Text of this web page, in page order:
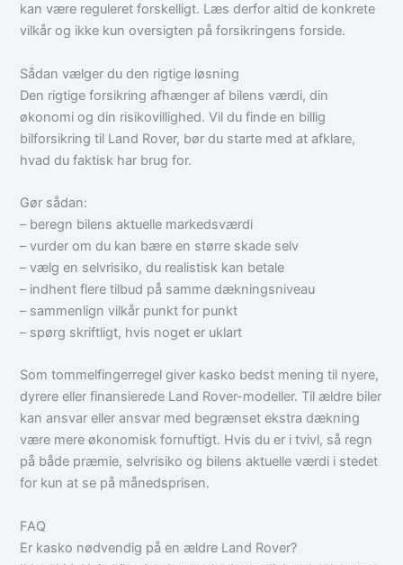
kan være reguleret forskelligt. Læs derfor altid de konkrete
vilkår og ikke kun oversigten på forsikringens forside.
Sådan vælger du den rigtige løsning
Den rigtige forsikring afhænger af bilens værdi, din
økonomi og din risikovillighed. Vil du finde en billig
bilforsikring til Land Rover, bør du starte med at afklare,
hvad du faktisk har brug for.
Gør sådan:
– beregn bilens aktuelle markedsværdi
– vurder om du kan bære en større skade selv
– vælg en selvrisiko, du realistisk kan betale
– indhent flere tilbud på samme dækningsniveau
– sammenlign vilkår punkt for punkt
– spørg skriftligt, hvis noget er uklart
Som tommelfingerregel giver kasko bedst mening til nyere,
dyrere eller finansierede Land Rover-modeller. Til ældre biler
kan ansvar eller ansvar med begrænset ekstra dækning
være mere økonomisk fornuftigt. Hvis du er i tvivl, så regn
på både præmie, selvrisiko og bilens aktuelle værdi i stedet
for kun at se på månedsprisen.
FAQ
Er kasko nødvendig på en ældre Land Rover?